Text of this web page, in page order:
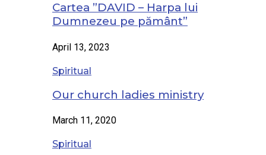
Cartea ”DAVID – Harpa lui
Dumnezeu pe pământ”
April 13, 2023
Spiritual
Our church ladies ministry
March 11, 2020
Spiritual